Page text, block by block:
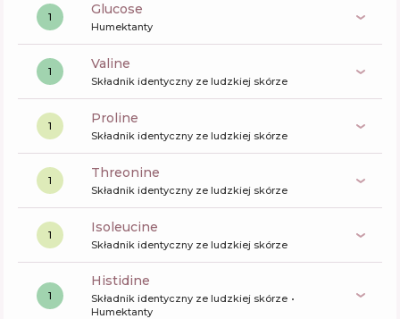
1 glucose
Humektanty
1 valine
Składnik identyczny ze ludzkiej skórze
1 proline
Składnik identyczny ze ludzkiej skórze
1 Threonine
Składnik identyczny ze ludzkiej skórze
1 isoleucine
Składnik identyczny ze ludzkiej skórze
1
histidine
Składnik identyczny ze ludzkiej skórze
Humektanty